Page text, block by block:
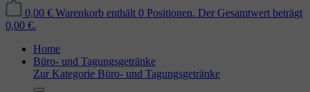
0,00 € Warenkorb enthält 0 Positionen. Der Gesamtwert beträgt
0,00 €.
Home
Büro- und Tagungsgetränke
Zur Kategorie Büro- und Tagungsgetränke